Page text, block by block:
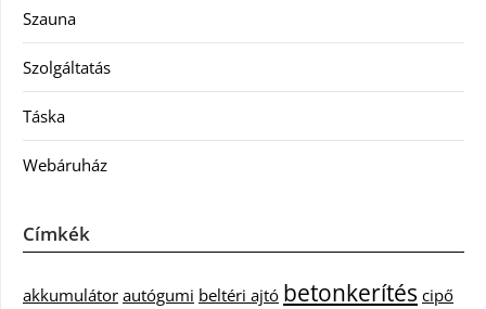
Szauna
Szolgáltatás
Táska
Webáruház
Címkék
akkumulátor autógumi beltéri ajtó betonkerítés cipő